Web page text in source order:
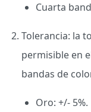
Cuarta
Tolerancia: la
permisible en
bandas de
Oro: +/- 5%.